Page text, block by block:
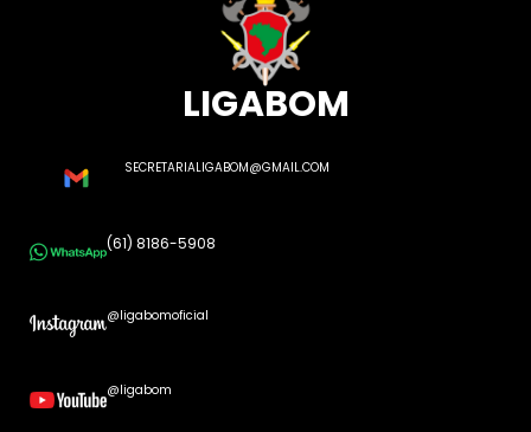
LIGABOM
SECRETARIALIGABOM@GMAIL.COM
(61) 8186-5908
@ligabomoficial
@ligabom